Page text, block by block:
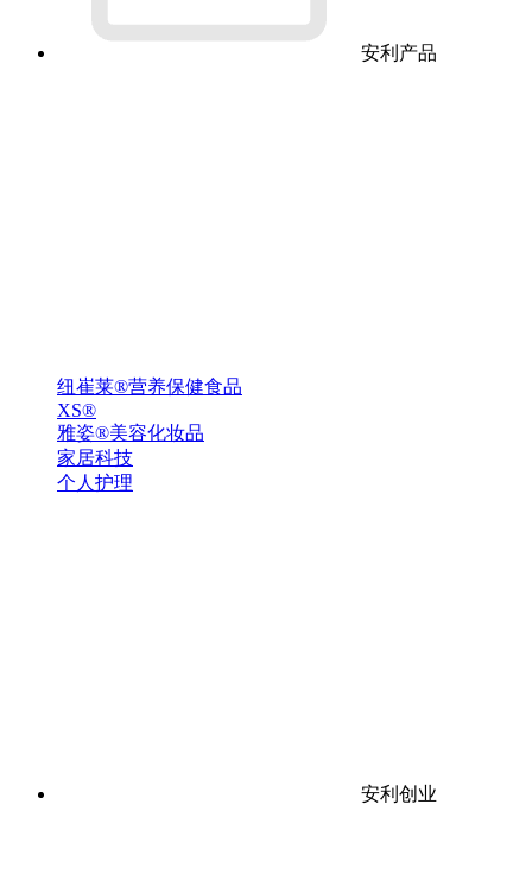
安利产品
纽崔莱®营养保健食品
XS®
雅姿®美容化妆品
家居科技
个人护理
安利创业